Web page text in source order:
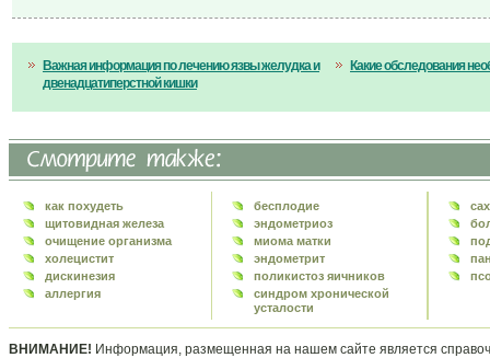
Важная информация по лечению язвы желудка и
двенадцатиперстной кишки
Какие обследования
как похудеть
щитовидная железа
очищение организма
холецистит
дискинезия
аллергия
бесплодие
эндометриоз
миома матки
эндометрит
поликистоз яичников
синдром хронической
усталости
ВНИМАНИЕ! Информация, размещенная на нашем сайте является